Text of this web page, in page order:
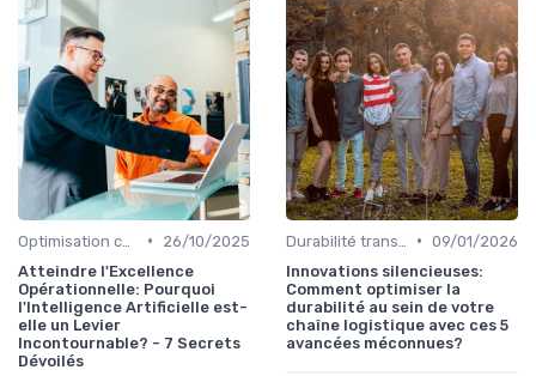
•
26/10/2025
Atteindre l'Excellence
Opérationnelle: Pourquoi
l'Intelligence Artificielle est-
elle un Levier
Incontournable? - 7 Secrets
Dévoilés
• 09/01/2026
Innovations silencieuses:
Comment optimiser la
durabilité au sein de votre
chaîne logistique avec ces 5
avancées méconnues?